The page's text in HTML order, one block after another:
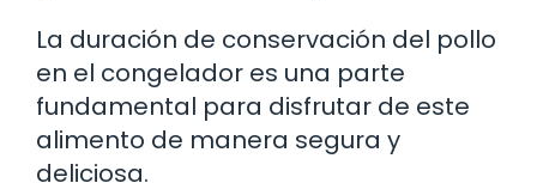
La duración de conservación del pollo
en el congelador es una parte
fundamental para disfrutar de este
alimento de manera segura y
deliciosa.